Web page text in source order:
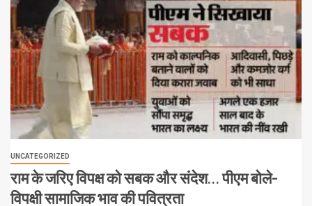
UNCATEGORIZED
राम के जरिए विपक्ष को सबक और संदेश… पीएम बोले-
विपक्षी सामाजिक भाव की पवित्रता